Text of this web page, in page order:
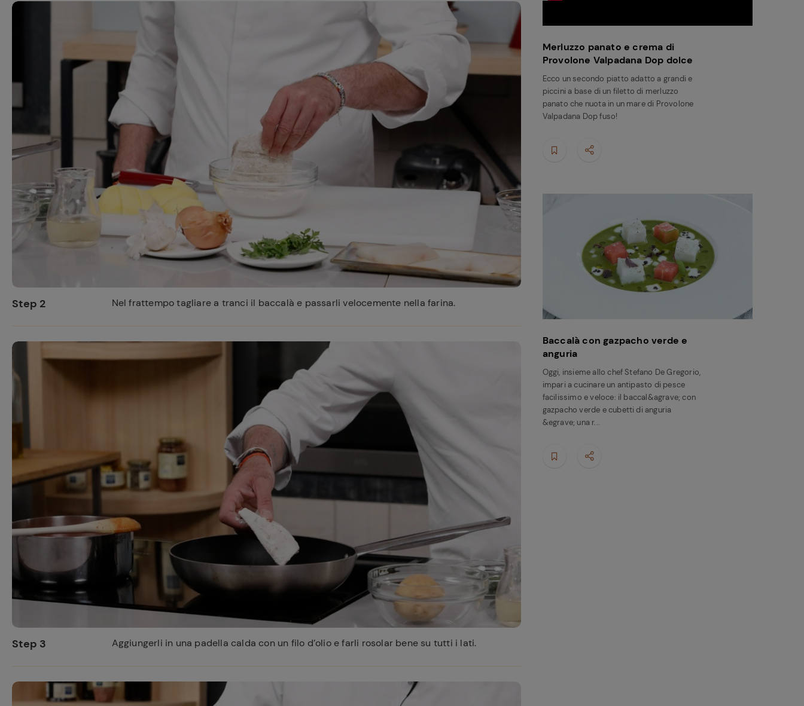
Step 2 Nel frattempo tagliare a tranci il baccalà e passarli velocemente nella farina.
Step 3 Aggiungerli in una padella calda con un filo d’olio e farli rosolar bene su tutti i lati.
Merluzzo panato e crema di
Provolone Valpadana Dop dolce
Ecco un secondo piatto adatto a grandi e
piccini a base di un filetto di merluzzo
panato che nuota in un mare di Provolone
Valpadana Dop fuso!
Baccalà con gazpacho verde e
anguria
Oggi, insieme allo chef Stefano De Gregorio,
impari a cucinare un antipasto di pesce
facilissimo e veloce: il baccal&agrave; con
gazpacho verde e cubetti di anguria
&egrave; una r...